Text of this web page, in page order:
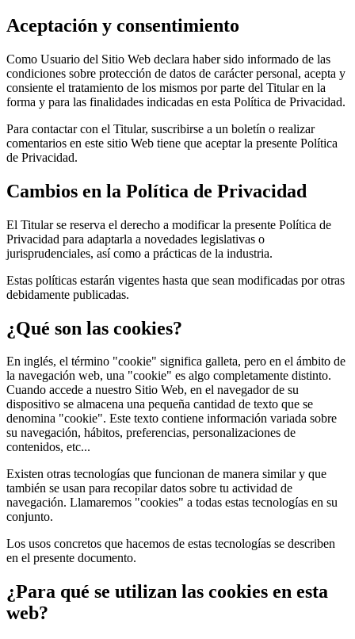
Aceptación y consentimiento
Como Usuario del Sitio Web declara haber sido informado de las
condiciones sobre protección de datos de carácter personal, acepta y
consiente el tratamiento de los mismos por parte del Titular en la
forma y para las finalidades indicadas en esta Política de Privacidad.
Para contactar con el Titular, suscribirse a un boletín o realizar
comentarios en este sitio Web tiene que aceptar la presente Política
de Privacidad.
Cambios en la Política de Privacidad
El Titular se reserva el derecho a modificar la presente Política de
Privacidad para adaptarla a novedades legislativas o
jurisprudenciales, así como a prácticas de la industria.
Estas políticas estarán vigentes hasta que sean modificadas por otras
debidamente publicadas.
¿Qué son las cookies?
En inglés, el término "cookie" significa galleta, pero en el ámbito de
la navegación web, una "cookie" es algo completamente distinto.
Cuando accede a nuestro Sitio Web, en el navegador de su
dispositivo se almacena una pequeña cantidad de texto que se
denomina "cookie". Este texto contiene información variada sobre
su navegación, hábitos, preferencias, personalizaciones de
contenidos, etc...
Existen otras tecnologías que funcionan de manera similar y que
también se usan para recopilar datos sobre tu actividad de
navegación. Llamaremos "cookies" a todas estas tecnologías en su
conjunto.
Los usos concretos que hacemos de estas tecnologías se describen
en el presente documento.
¿Para qué se utilizan las cookies en esta
web?